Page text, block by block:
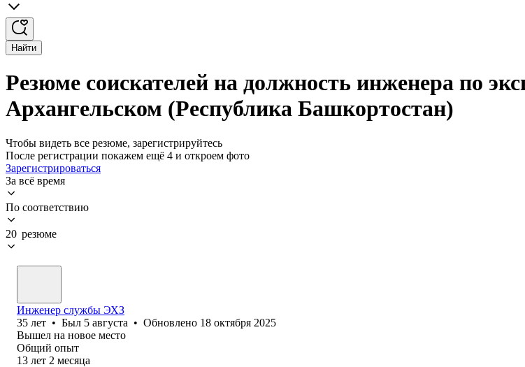
Найти
Резюме соискателей на должность инженера по
Архангельском (Республика Башкортостан)
Чтобы видеть все резюме, зарегистрируйтесь
После регистрации покажем ещё 4 и откроем фото
Зарегистрироваться
За всё время
По соответствию
20 резюме
Инженер службы ЭХЗ
35 лет • Был 5 августа • Обновлено 18 октября 2025
Вышел на новое место
Общий опыт
13 лет 2 месяца